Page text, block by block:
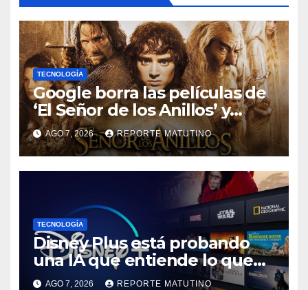
TECNOLOGÍA
Google borra las películas de
‘El Señor de los Anillos’ y
reabre el debate sobre la
propiedad digital
AGO 7, 2026 REPORTE MATUTINO
TECNOLOGÍA
Disney Plus está probando
una IA que entiende lo que
quieres ver
AGO 7, 2026 REPORTE MATUTINO